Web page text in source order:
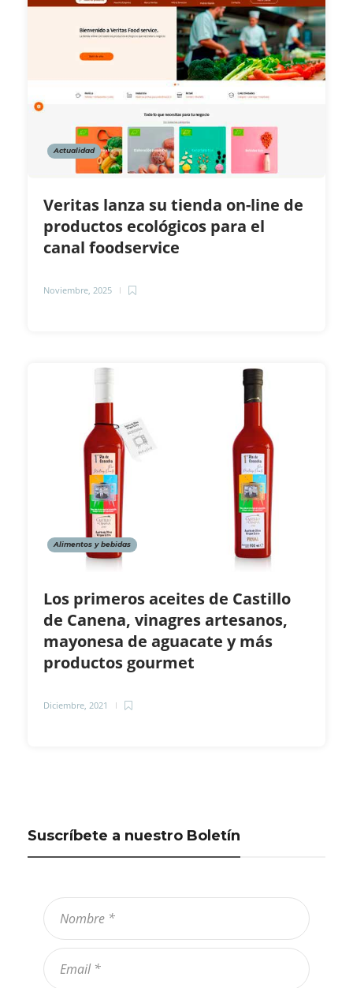
Actualidad
Veritas lanza su tienda on-line de
productos ecológicos para el
canal foodservice
Noviembre, 2025
Alimentos y bebidas
Los primeros aceites de Castillo
de Canena, vinagres artesanos,
mayonesa de aguacate y más
productos gourmet
Diciembre, 2021
Suscríbete a nuestro Boletín